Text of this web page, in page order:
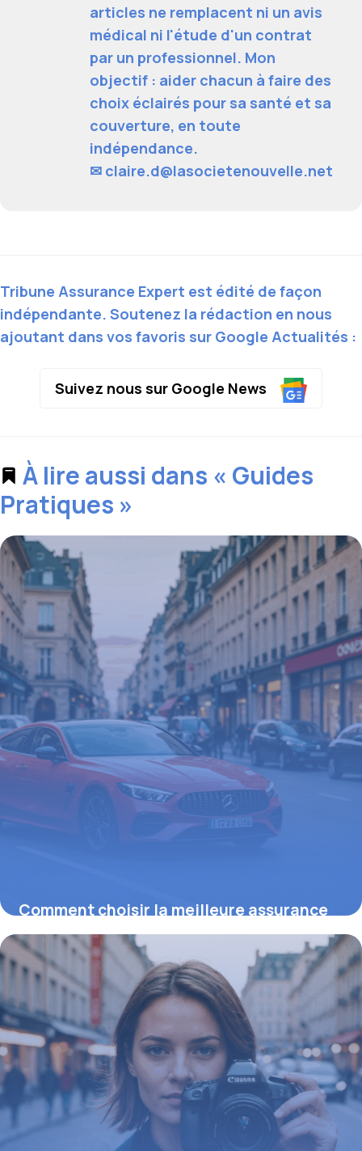
articles ne remplacent ni un avis
médical ni l'étude d'un contrat
par un professionnel. Mon
objectif : aider chacun à faire des
choix éclairés pour sa santé et sa
couverture, en toute
indépendance.
✉ claire.d@lasocietenouvelle.net
Tribune Assurance Expert est édité de façon
indépendante. Soutenez la rédaction en nous
ajoutant dans vos favoris sur Google Actualités :
Suivez nous sur Google News
À lire aussi dans « Guides
Pratiques »
Comment choisir la meilleure assurance
auto : conseils et obligations légales
22 septembre 2025